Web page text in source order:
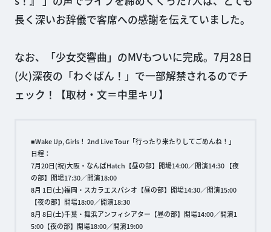
長く深いお辞儀で客席への感謝を伝えていました。
なお、「少女交響曲」のMVもついに完成。7月28日
(火)深夜の「わぐばん！」で一部解禁されるのでチ
ェック！【取材・文＝中里キリ】
■Wake Up, Girls！ 2nd Live Tour「行ったり来たりしてごめんね！」
日程：
7月20日(祝)大阪・なんばHatch【昼の部】開場14:00／開演14:30 【夜
の部】開場17:30／開演18:00
8月 1日(土)福岡・スカラエスパシオ【昼の部】開場14:30／開演15:00
【夜の部】開場18:00／開演18:30
8月 8日(土)千葉・舞浜アンフィシアター【昼の部】開場14:00／開演1
5:00【夜の部】開場18:00／開演19:00